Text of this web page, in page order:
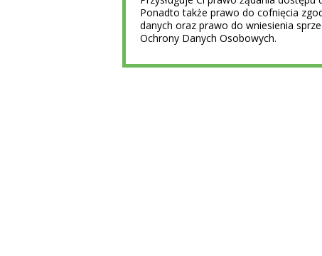
Ponadto także prawo do cofnięcia
danych oraz prawo do wniesienia
Ochrony Danych Osobowych.